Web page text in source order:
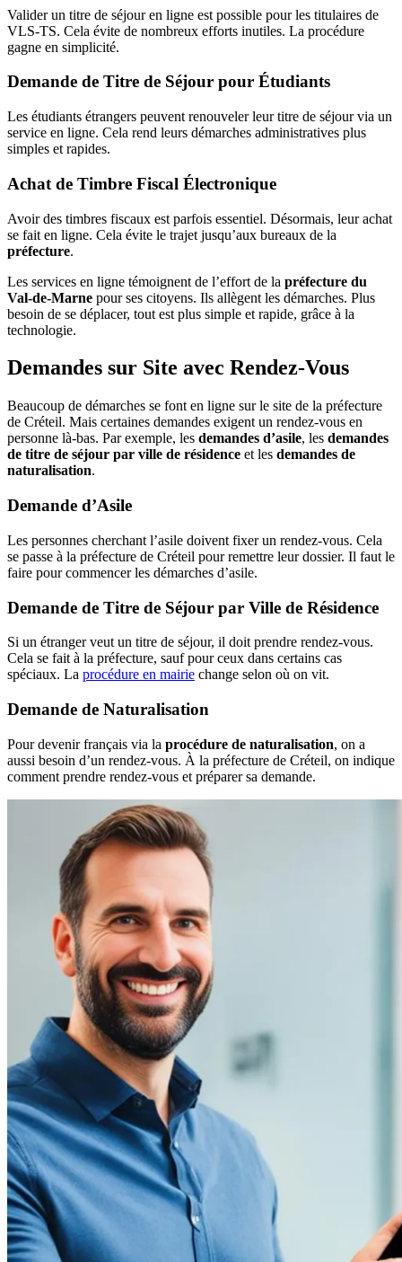
Valider un titre de séjour en ligne est possible pour les titulaires de
VLS-TS. Cela évite de nombreux efforts inutiles. La procédure
gagne en simplicité.
Demande de Titre de Séjour pour Étudiants
Les étudiants étrangers peuvent renouveler leur titre de séjour via un
service en ligne. Cela rend leurs démarches administratives plus
simples et rapides.
Achat de Timbre Fiscal Électronique
Avoir des timbres fiscaux est parfois essentiel. Désormais, leur achat
se fait en ligne. Cela évite le trajet jusqu’aux bureaux de la
préfecture.
Les services en ligne témoignent de l’effort de la préfecture du
Val-de-Marne pour ses citoyens. Ils allègent les démarches. Plus
besoin de se déplacer, tout est plus simple et rapide, grâce à la
technologie.
Demandes sur Site avec Rendez-Vous
Beaucoup de démarches se font en ligne sur le site de la préfecture
de Créteil. Mais certaines demandes exigent un rendez-vous en
personne là-bas. Par exemple, les demandes d’asile, les demandes
de titre de séjour par ville de résidence et les demandes de
naturalisation.
Demande d’Asile
Les personnes cherchant l’asile doivent fixer un rendez-vous. Cela
se passe à la préfecture de Créteil pour remettre leur dossier. Il faut le
faire pour commencer les démarches d’asile.
Demande de Titre de Séjour par Ville de Résidence
Si un étranger veut un titre de séjour, il doit prendre rendez-vous.
Cela se fait à la préfecture, sauf pour ceux dans certains cas
spéciaux. La procédure en mairie change selon où on vit.
Demande de Naturalisation
Pour devenir français via la procédure de naturalisation, on a
aussi besoin d’un rendez-vous. À la préfecture de Créteil, on indique
comment prendre rendez-vous et préparer sa demande.